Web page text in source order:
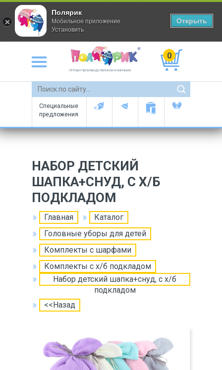
Оптово-производственная компания
0
Специальные
предложения
НАБОР ДЕТСКИЙ
ШАПКА+СНУД, С Х/Б
ПОДКЛАДОМ
Главная
Каталог
Головные уборы для детей
Комплекты с шарфами
Комплекты с х/б подкладом
Набор детский шапка+снуд, с х/б
подкладом
<<Назад
Полярик
Мобильное приложение
Установить
Открыть